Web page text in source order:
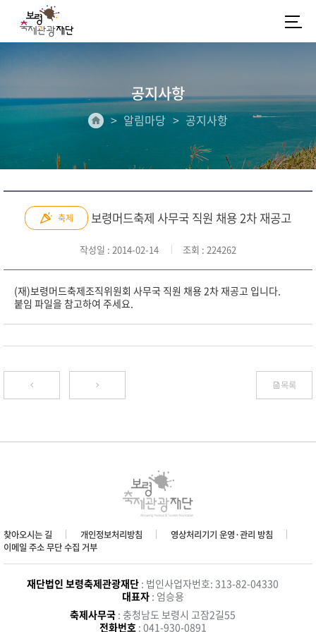
공지사항
알림마당 공지사항
축제 보령머드축제 사무국 직원 채용 2차 재공고
작성일 : 2014-02-14 조회 : 224262
(재)보령머드축제조직위원회 사무국 직원 채용 2차 재공고 입니다.
붙임 파일을 참고하여 주세요.
목록
찾아오시는 길 개인정보처리방침
영상처리기기 운영·관리 방침
이메일 주소 무단 수집 거부
재단법인 보령축제관광재단 : 법인사업자번호: 313-82-04330
대표자: 엄승용
축제사무국 : 충청남도 보령시 고잠2길55
전화번호 : 041-930-0891